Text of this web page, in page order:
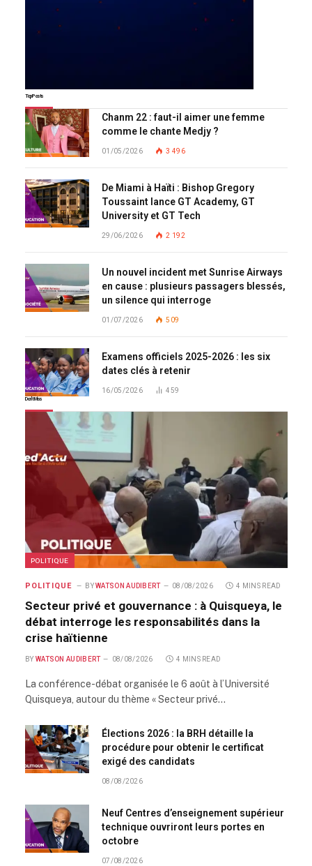
Top Posts
Chanm 22 : faut-il aimer une femme
comme le chante Medjy ?
01/05/2026 3 496
De Miami à Haïti : Bishop Gregory
Toussaint lance GT Academy, GT
University et GT Tech
29/06/2026 2 192
Un nouvel incident met Sunrise Airways
en cause : plusieurs passagers blessés,
un silence qui interroge
01/07/2026 509
Examens officiels 2025-2026 : les six
dates clés à retenir
16/05/2026 459
Don't Miss
POLITIQUE
POLITIQUE BY WATSON AUDIBERT 08/08/2026 4 MINS READ
Secteur privé et gouvernance : à Quisqueya, le
débat interroge les responsabilités dans la
crise haïtienne
BY WATSON AUDIBERT 08/08/2026 4 MINS READ
La conférence-débat organisée le 6 août à l’Université
Quisqueya, autour du thème « Secteur privé…
Élections 2026 : la BRH détaille la
procédure pour obtenir le certificat
exigé des candidats
08/08/2026
Neuf Centres d’enseignement supérieur
technique ouvriront leurs portes en
octobre
07/08/2026